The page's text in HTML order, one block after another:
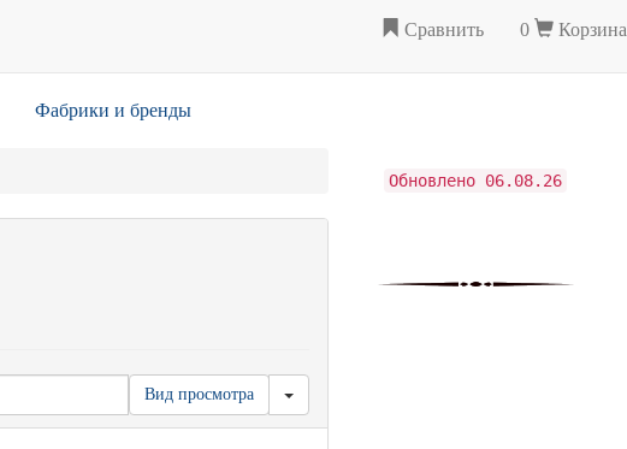
Сравнить 0 Корзина
Фабрики и бренды
Вид просмотра
Обновлено 06.08.26